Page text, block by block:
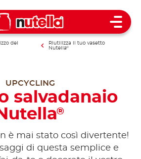
Open
del
Riutilizza il tuo vasetto
Nutella®
UPCYCLING
salvadanaio
®
è mai stato così divertente!
di questa semplice e